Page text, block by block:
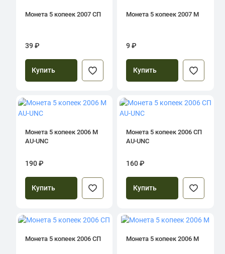
Монета 5 копеек 2007 СП
39 ₽
Купить
Монета 5 копеек 2007 М
9 ₽
Купить
Монета 5 копеек 2006 М
AU-UNC
190 ₽
Купить
Монета 5 копеек 2006 СП
AU-UNC
160 ₽
Купить
Монета 5 копеек 2006 СП Монета 5 копеек 2006 М